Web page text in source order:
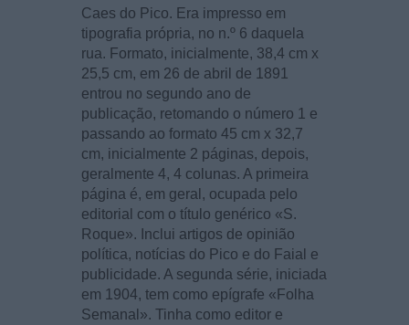
Caes do Pico. Era impresso em
tipografia própria, no n.º 6 daquela
rua. Formato, inicialmente, 38,4 cm x
25,5 cm, em 26 de abril de 1891
entrou no segundo ano de
publicação, retomando o número 1 e
passando ao formato 45 cm x 32,7
cm, inicialmente 2 páginas, depois,
geralmente 4, 4 colunas. A primeira
página é, em geral, ocupada pelo
editorial com o título genérico «S.
Roque». Inclui artigos de opinião
política, notícias do Pico e do Faial e
publicidade. A segunda série, iniciada
em 1904, tem como epígrafe «Folha
Semanal». Tinha como editor e